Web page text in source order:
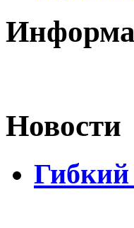
Новости
Гибкий